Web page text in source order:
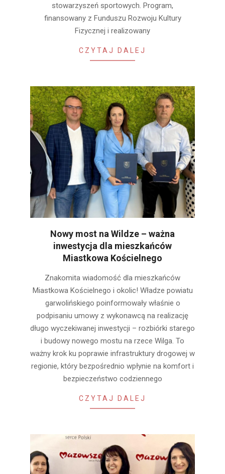
stowarzyszeń sportowych. Program,
finansowany z Funduszu Rozwoju Kultury
Fizycznej i realizowany
CZYTAJ DALEJ
Nowy most na Wildze – ważna
inwestycja dla mieszkańców
Miastkowa Kościelnego
30
Znakomita wiadomość dla mieszkańców
Miastkowa Kościelnego i okolic! Władze powiatu
garwolińskiego poinformowały właśnie o
podpisaniu umowy z wykonawcą na realizację
długo wyczekiwanej inwestycji – rozbiórki starego
i budowy nowego mostu na rzece Wilga. To
ważny krok ku poprawie infrastruktury drogowej w
regionie, który bezpośrednio wpłynie na komfort i
bezpieczeństwo codziennego
CZYTAJ DALEJ